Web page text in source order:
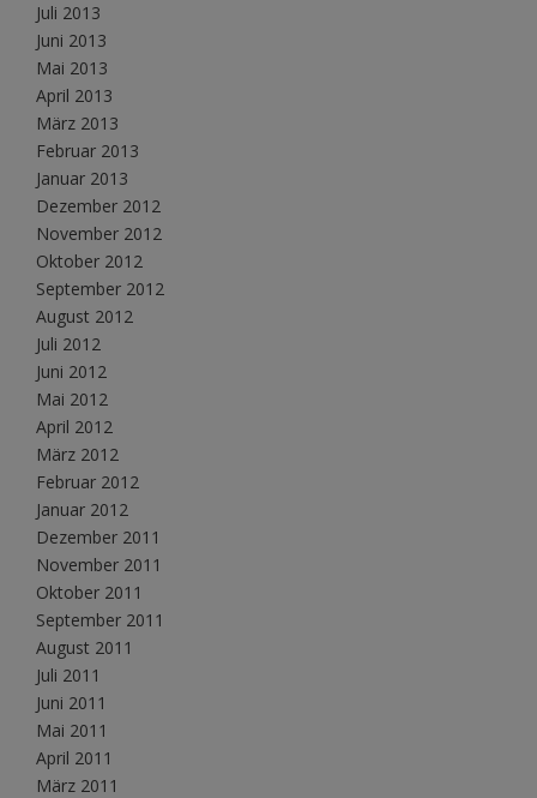
Juli 2013
Juni 2013
Mai 2013
April 2013
März 2013
Februar 2013
Januar 2013
Dezember 2012
November 2012
Oktober 2012
September 2012
August 2012
Juli 2012
Juni 2012
Mai 2012
April 2012
März 2012
Februar 2012
Januar 2012
Dezember 2011
November 2011
Oktober 2011
September 2011
August 2011
Juli 2011
Juni 2011
Mai 2011
April 2011
März 2011